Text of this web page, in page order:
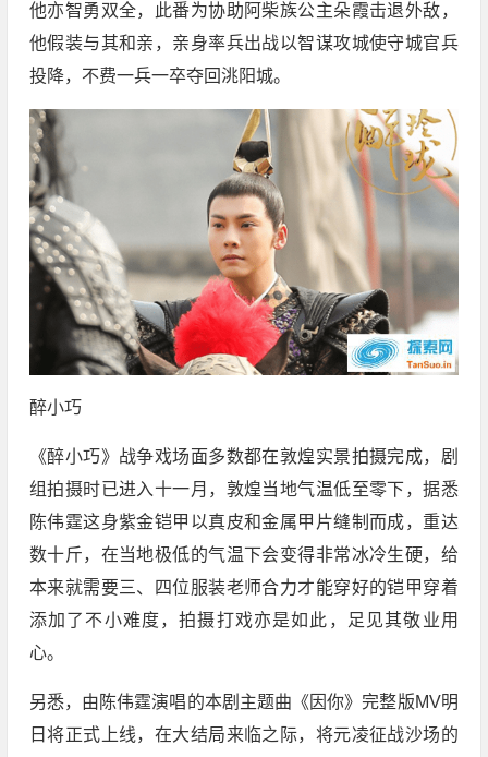
他亦智勇双全，此番为协助阿柴族公主朵霞击退外敌，
他假装与其和亲，亲身率兵出战以智谋攻城使守城官兵
投降，不费一兵一卒夺回洮阳城。
醉小巧
《醉小巧》战争戏场面多数都在敦煌实景拍摄完成，剧
组拍摄时已进入十一月，敦煌当地气温低至零下，据悉
陈伟霆这身紫金铠甲以真皮和金属甲片缝制而成，重达
数十斤，在当地极低的气温下会变得非常冰冷生硬，给
本来就需要三、四位服装老师合力才能穿好的铠甲穿着
添加了不小难度，拍摄打戏亦是如此，足见其敬业用
心。
另悉，由陈伟霆演唱的本剧主题曲《因你》完整版MV明
日将正式上线，在大结局来临之际，将元凌征战沙场的